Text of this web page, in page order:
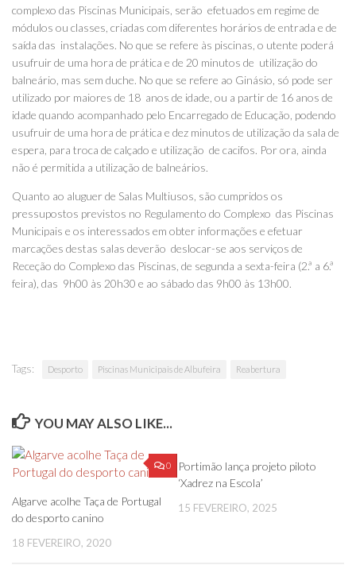
complexo das Piscinas Municipais, serão efetuados em regime de
módulos ou classes, criadas com diferentes horários de entrada e de
saída das instalações. No que se refere às piscinas, o utente poderá
usufruir de uma hora de prática e de 20 minutos de utilização do
balneário, mas sem duche. No que se refere ao Ginásio, só pode ser
utilizado por maiores de 18 anos de idade, ou a partir de 16 anos de
idade quando acompanhado pelo Encarregado de Educação, podendo
usufruir de uma hora de prática e dez minutos de utilização da sala de
espera, para troca de calçado e utilização de cacifos. Por ora, ainda
não é permitida a utilização de balneários.
Quanto ao aluguer de Salas Multiusos, são cumpridos os
pressupostos previstos no Regulamento do Complexo das Piscinas
Municipais e os interessados em obter informações e efetuar
marcações destas salas deverão deslocar-se aos serviços de
Receção do Complexo das Piscinas, de segunda a sexta-feira (2.ª a 6.ª
feira), das 9h00 às 20h30 e ao sábado das 9h00 às 13h00.
Tags: Desporto Piscinas Municipais de Albufeira Reabertura
YOU MAY ALSO LIKE...
0
Algarve acolhe Taça de Portugal
do desporto canino
18 FEVEREIRO, 2020
Portimão lança projeto piloto
‘Xadrez na Escola’
15 FEVEREIRO, 2025